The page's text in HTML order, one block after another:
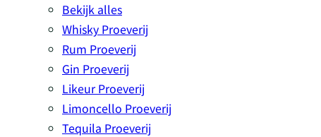
Bekijk alles
Whisky Proeverij
Rum Proeverij
Gin Proeverij
Likeur Proeverij
Limoncello Proeverij
Tequila Proeverij